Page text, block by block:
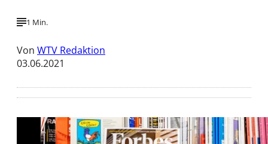
1 Min.
Von WTV Redaktion
03.06.2021